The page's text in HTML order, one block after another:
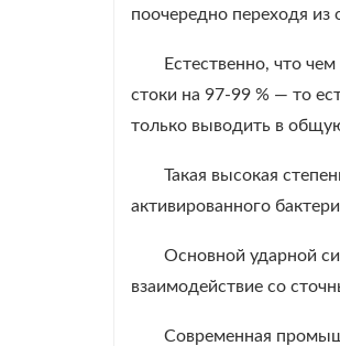
поочередно переходя из
Естественно, что
стоки на 97-99 % — то
только выводить в
Такая высокая
активированного
Основной ударной
взаимодействие со
Современная